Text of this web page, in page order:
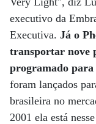
executivo da
Executiva. Já o
transportar nove
programado para
foram lançados
brasileira no
2001 ela está